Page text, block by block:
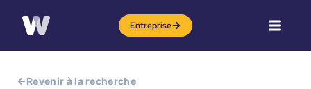
Entreprise
Revenir à la recherche